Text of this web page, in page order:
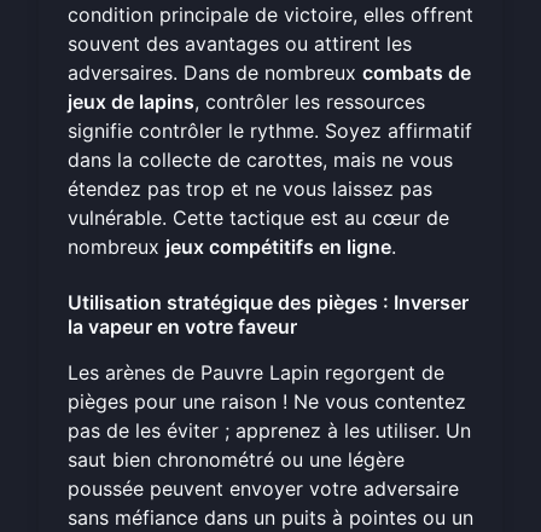
condition principale de victoire, elles offrent
souvent des avantages ou attirent les
adversaires. Dans de nombreux combats de
jeux de lapins, contrôler les ressources
signifie contrôler le rythme. Soyez affirmatif
dans la collecte de carottes, mais ne vous
étendez pas trop et ne vous laissez pas
vulnérable. Cette tactique est au cœur de
nombreux jeux compétitifs en ligne.
Utilisation stratégique des pièges : Inverser
la vapeur en votre faveur
Les arènes de Pauvre Lapin regorgent de
pièges pour une raison ! Ne vous contentez
pas de les éviter ; apprenez à les utiliser. Un
saut bien chronométré ou une légère
poussée peuvent envoyer votre adversaire
sans méfiance dans un puits à pointes ou un